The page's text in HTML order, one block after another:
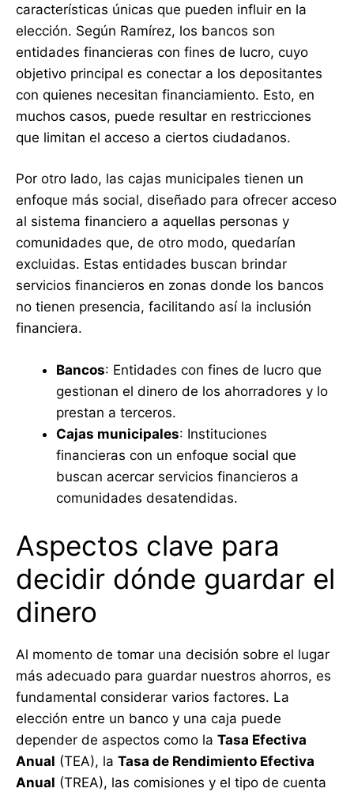
características únicas que pueden influir en la
elección. Según Ramírez, los bancos son
entidades financieras con fines de lucro, cuyo
objetivo principal es conectar a los depositantes
con quienes necesitan financiamiento. Esto, en
muchos casos, puede resultar en restricciones
que limitan el acceso a ciertos ciudadanos.
Por otro lado, las cajas municipales tienen un
enfoque más social, diseñado para ofrecer acceso
al sistema financiero a aquellas personas y
comunidades que, de otro modo, quedarían
excluidas. Estas entidades buscan brindar
servicios financieros en zonas donde los bancos
no tienen presencia, facilitando así la inclusión
financiera.
Bancos: Entidades con fines de lucro que
gestionan el dinero de los ahorradores y lo
prestan a terceros.
Cajas municipales: Instituciones
financieras con un enfoque social que
buscan acercar servicios financieros a
comunidades desatendidas.
Aspectos clave para
decidir dónde guardar el
dinero
Al momento de tomar una decisión sobre el lugar
más adecuado para guardar nuestros ahorros, es
fundamental considerar varios factores. La
elección entre un banco y una caja puede
depender de aspectos como la Tasa Efectiva
Anual (TEA), la Tasa de Rendimiento Efectiva
Anual (TREA), las comisiones y el tipo de cuenta